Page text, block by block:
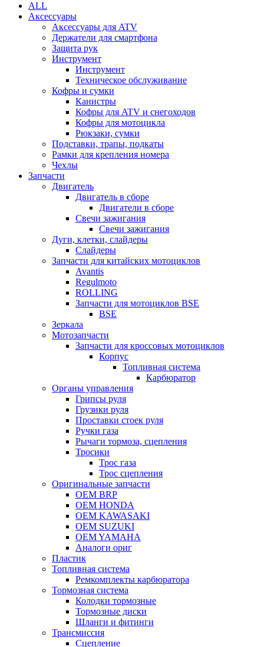
ALL
Аксессуары
Аксессуары для ATV
Держатели для смартфона
Защита рук
Инструмент
Инструмент
Техническое обслуживание
Кофры и сумки
Канистры
Кофры для ATV и снегоходов
Кофры для мотоцикла
Рюкзаки, сумки
Подставки, трапы, подкаты
Рамки для крепления номера
Чехлы
Запчасти
Двигатель
Двигатель в сборе
Двигатели в сборе
Свечи зажигания
Свечи зажигания
Дуги, клетки, слайдеры
Слайдеры
Запчасти для китайских мотоциклов
Avantis
Regulmoto
ROLLING
Запчасти для мотоциклов BSE
BSE
Зеркала
Мотозапчасти
Запчасти для кроссовых мотоциклов
Корпус
Топливная система
Карбюратор
Органы управления
Грипсы руля
Грузики руля
Проставки стоек руля
Ручки газа
Рычаги тормоза, сцепления
Тросики
Трос газа
Трос сцепления
Оригинальные запчасти
OEM BRP
OEM HONDA
OEM KAWASAKI
OEM SUZUKI
OEM YAMAHA
Аналоги ориг
Пластик
Топливная система
Ремкомплекты карбюратора
Тормозная система
Колодки тормозные
Тормозные диски
Шланги и фитинги
Трансмиссия
Cцепление